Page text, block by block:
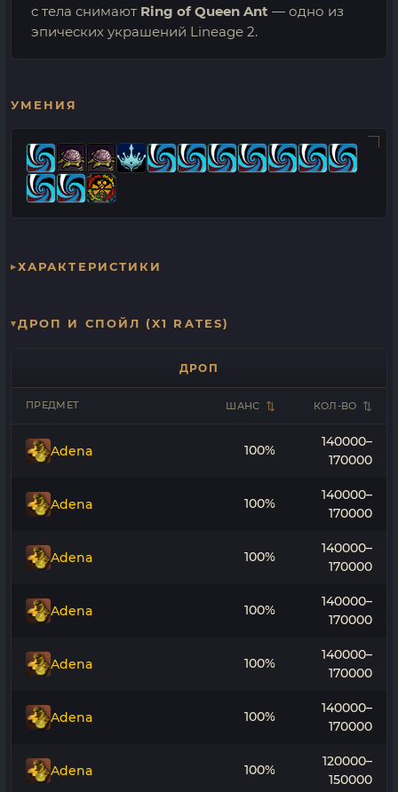
с тела снимают Ring of Queen Ant — одно из
эпических украшений Lineage 2.
УМЕНИЯ
ХАРАКТЕРИСТИКИ
ДРОП И СПОЙЛ (X1 RATES)
ДРОП
ПРЕДМЕТ ШАНС КОЛ-ВО
Adena 100%
140000–
170000
Adena 100%
140000–
170000
Adena 100%
140000–
170000
Adena 100%
140000–
170000
Adena 100%
140000–
170000
Adena 100%
140000–
170000
Adena 100%
120000–
150000